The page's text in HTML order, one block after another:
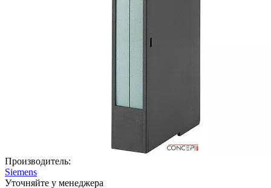
Производитель:
Siemens
Уточняйте у менеджера